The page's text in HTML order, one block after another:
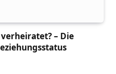
– Die